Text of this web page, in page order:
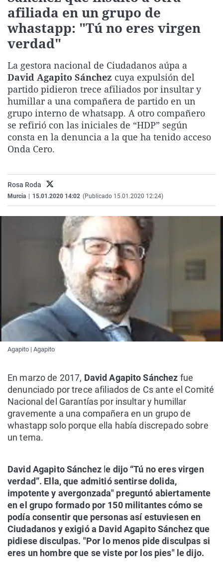
La rosa de los vientos
Gente viajera
Caso
Retornados
Operación Viuda
Extremadura
Galicia
Navarra
País Vasco
Virales
Televisión
afiliada en un grupo de
whastapp: "Tú no eres virgen
verdad"
La gestora nacional de Ciudadanos aúpa a
David Agapito Sánchez cuya expulsión del
partido pidieron trece afiliados por insultar y
humillar a una compañera de partido en un
grupo interno de whatsapp. A otro compañero
se refirió con las iniciales de “HDP” según
consta en la denuncia a la que ha tenido acceso
Onda Cero.
Rosa Roda
Murcia 15.01.2020 14:02 (Publicado 15.01.2020 12:24)
Agapito | Agapito
En marzo de 2017, David Agapito Sánchez fue
denunciado por trece afiliados de Cs ante el Comité
Nacional del Garantías por insultar y humillar
gravemente a una compañera en un grupo de
whastapp solo porque ella había discrepado sobre
un tema.
David Agapito Sánchez le dijo “Tú no eres virgen
verdad”. Ella, que admitió sentirse dolida,
impotente y avergonzada" preguntó abiertamente
en el grupo formado por 150 militantes cómo se
podía consentir que personas así estuviesen en
Ciudadanos y exigió a David Agapito Sánchez que
pidiese disculpas. "Por lo menos pide disculpas si
eres un hombre que se viste por los pies" le dijo.